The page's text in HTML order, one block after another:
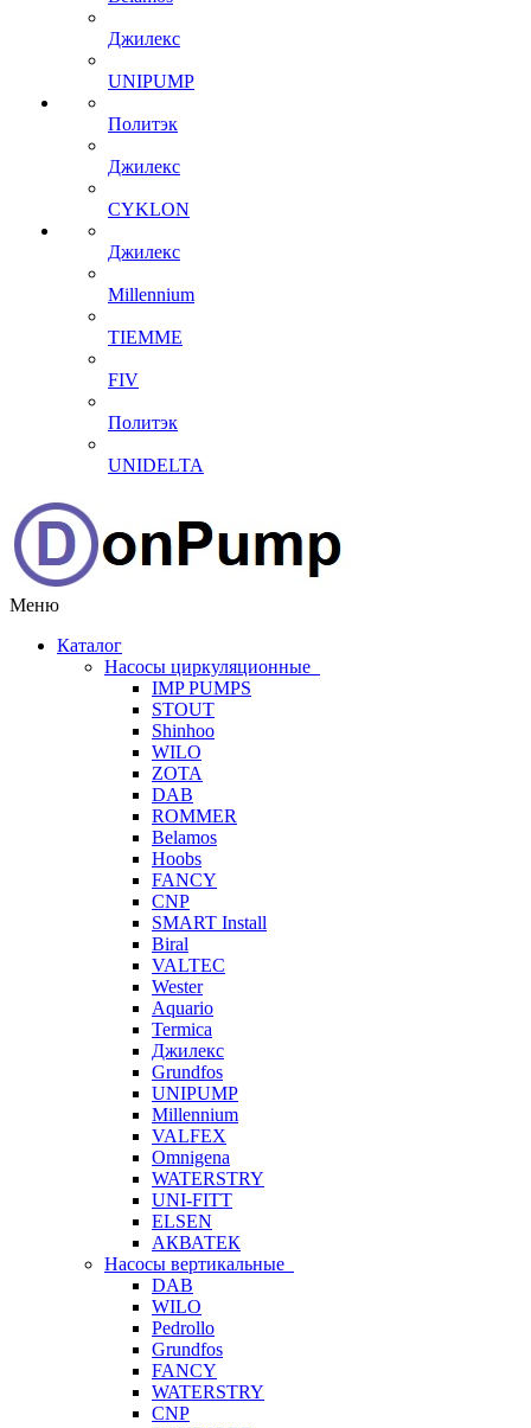
Джилекс
UNIPUMP
Политэк
Джилекс
CYKLON
Джилекс
Millennium
TIEMME
FIV
Политэк
UNIDELTA
Меню
Каталог
Насосы циркуляционные
IMP PUMPS
STOUT
Shinhoo
WILO
ZOTA
DAB
ROMMER
Belamos
Hoobs
FANCY
CNP
SMART Install
Biral
VALTEC
Wester
Aquario
Termica
Джилекс
Grundfos
UNIPUMP
Millennium
VALFEX
Omnigena
WATERSTRY
UNI-FITT
ELSEN
АКВАТЕК
Насосы вертикальные
DAB
WILO
Pedrollo
Grundfos
FANCY
WATERSTRY
CNP